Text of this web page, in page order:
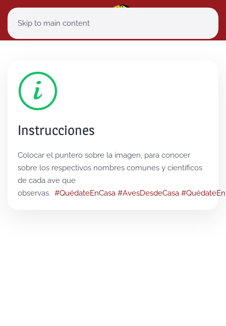
Skip to main content
Instrucciones
Colocar el puntero sobre la imagen, para conocer
sobre los respectivos nombres comunes y científicos
de cada ave que
observas. #QuédateEnCasa #AvesDesdeCasa